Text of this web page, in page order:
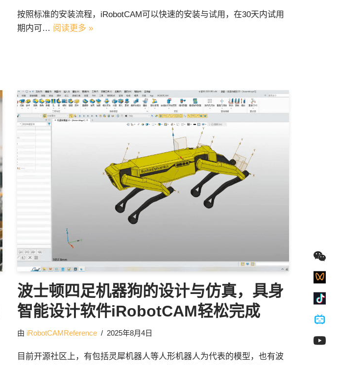
按照标准的安装流程，iRobotCAM可以快速的安装与试用，在30天内试用
期内可… 阅读更多 »
波士顿四足机器狗的设计与仿真，具身
智能设计软件iRobotCAM轻松完成
由 iRobotCAMReference 2025年8月4日
目前开源社区上，有包括灵犀机器人等人形机器人为代表的模型，也有波